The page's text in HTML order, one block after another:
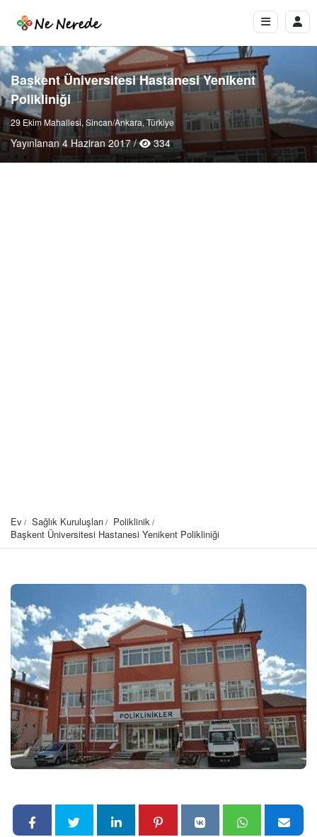
Başkent Üniversitesi Hastanesi Yenikent
Polikliniği
29 Ekim Mahallesi, Sincan/Ankara, Türkiye
Yayınlanan 4 Haziran 2017 / 334
Ev Sağlık Kuruluşları
Poliklinik
Başkent Üniversitesi Hastanesi Yenikent Polikliniği